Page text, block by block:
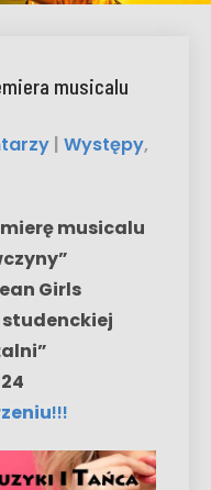
musicalu
| Występy,
musicalu
Girls
!!!